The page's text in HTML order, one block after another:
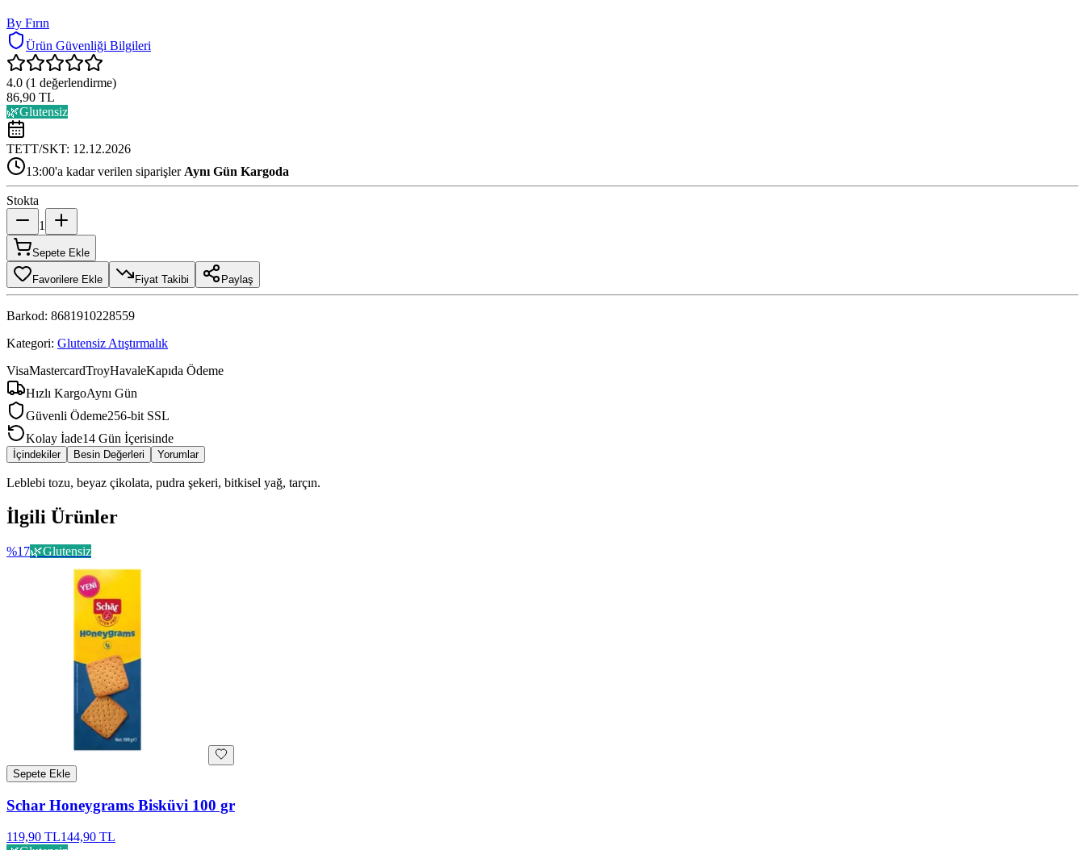
By Fırın
Ürün Güvenliği Bilgileri
4.0 (1 değerlendirme)
86,90 TL
🌿Glutensiz
TETT/SKT: 12.12.2026
13:00'a kadar verilen siparişler Aynı Gün Kargoda
Stokta
1
Sepete Ekle
Favorilere Ekle Fiyat Takibi Paylaş
Barkod: 8681910228559
Kategori: Glutensiz Atıştırmalık
VisaMastercardTroyHavaleKapıda Ödeme
Hızlı KargoAynı Gün
Güvenli Ödeme256-bit SSL
Kolay İade14 Gün İçerisinde
İçindekiler Besin Değerleri Yorumlar
Leblebi tozu, beyaz çikolata, pudra şekeri, bitkisel yağ, tarçın.
İlgili Ürünler
%17🌿Glutensiz
Sepete Ekle
Schar Honeygrams Bisküvi 100 gr
119,90 TL144,90 TL